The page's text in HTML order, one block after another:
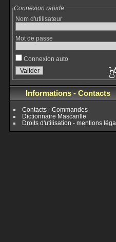
Connexion rapide
Nom d'utilisateur
Mot de passe
Connexion auto
Informations - Contacts
Contacts - Commandes
Dictionnaire Mascarille
Droits d'utilisation - mentions